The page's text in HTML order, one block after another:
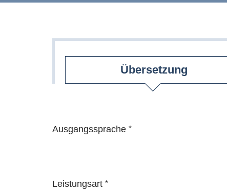
Übersetzung
Ausgangssprache *
Leistungsart *